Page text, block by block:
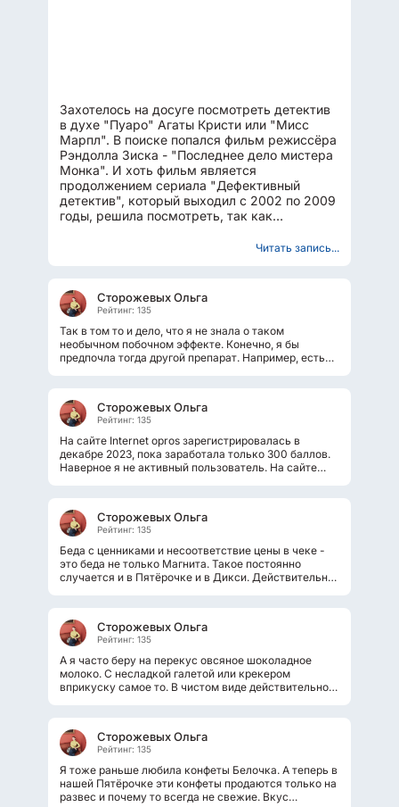
Захотелось на досуге посмотреть детектив
в духе "Пуаро" Агаты Кристи или "Мисс
Марпл". В поиске попался фильм режиссёра
Рэндолла Зиска - "Последнее дело мистера
Монка". И хоть фильм является
продолжением сериала "Дефективный
детектив", который выходил с 2002 по 2009
годы, решила посмотреть, так как
Читать запись...
Сторожевых Ольга
Рейтинг: 135
Так в том то и дело, что я не знала о таком
необычном побочном эффекте. Конечно, я бы
предпочла тогда другой препарат. Например, есть
Сторожевых Ольга
Рейтинг: 135
На сайте Internet opros зарегистрировалась в
декабре 2023, пока заработала только 300 баллов.
Наверное я не активный пользователь. На сайте
Сторожевых Ольга
Рейтинг: 135
Беда с ценниками и несоответствие цены в чеке -
это беда не только Магнита. Такое постоянно
случается и в Пятёрочке и в Дикси. Действительно
Сторожевых Ольга
Рейтинг: 135
А я часто беру на перекус овсяное шоколадное
молоко. С несладкой галетой или крекером
вприкуску самое то. В чистом виде действительно
Сторожевых Ольга
Рейтинг: 135
Я тоже раньше любила конфеты Белочка. А теперь в
нашей Пятёрочке эти конфеты продаются только на
развес и почему то всегда не свежие. Вкус